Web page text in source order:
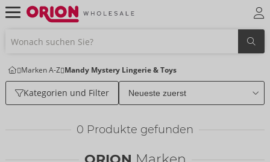
Marken A-Z Mandy Mystery Lingerie & Toys
Kategorien und Filter
0 Produkte gefunden